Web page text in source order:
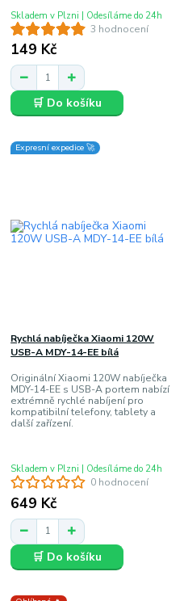
3 hodnocení
149 Kč
Skladem v Plzni | Odesíláme do 24h
🛒 Do košíku
Expresní expedice 🚀
0 hodnocení
Rychlá nabíječka Xiaomi 120W
USB-A MDY-14-EE bílá
Originální Xiaomi 120W nabíječka
MDY-14-EE s USB-A portem nabízí
extrémně rychlé nabíjení pro
kompatibilní telefony, tablety a
další zařízení.
649 Kč
Skladem v Plzni | Odesíláme do 24h
🛒 Do košíku